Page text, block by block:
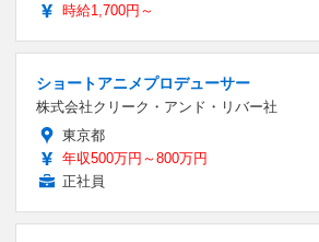
時給1,700円～
ショートアニメプロデューサー
株式会社クリーク・アンド・リバー社
東京都
年収500万円～800万円
正社員